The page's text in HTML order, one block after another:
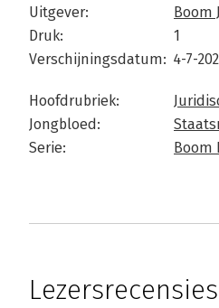
Uitgever:
Boom
Druk:
1
Verschijningsdatum: 4-7-
Hoofdrubriek:
Jongbloed:
Serie:
Boom
Lezersrecensies